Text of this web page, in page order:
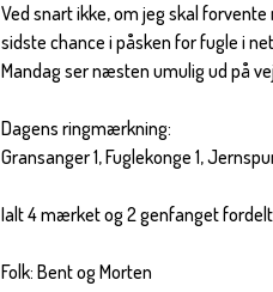
Ved snart ikke, om jeg skal
sidste chance i påsken for fugle i
Mandag ser næsten umulig ud på
Dagens ringmærkning:
Gransanger 1, Fuglekonge 1,
Ialt 4 mærket og 2 genfanget
Folk: Bent og Morten